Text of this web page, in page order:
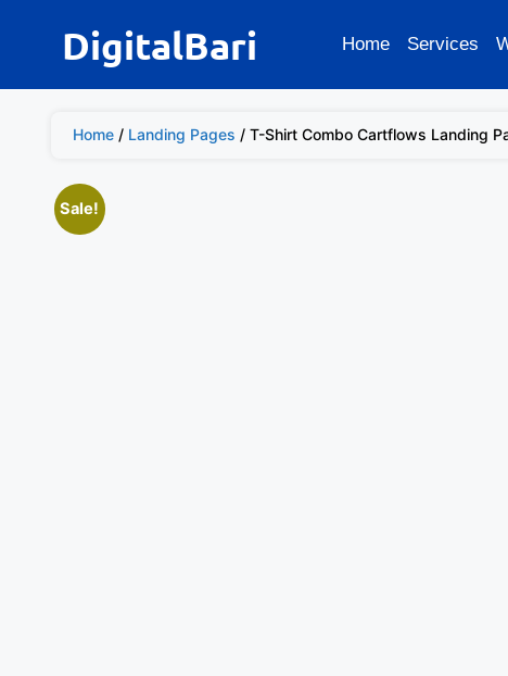
DigitalBari Home Services
Home / Landing Pages / T-Shirt Combo Cartflows Landing
Sale!